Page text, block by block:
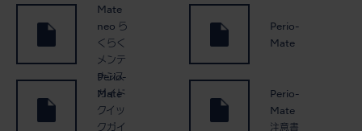
Mate
neo ら
くらく
メンテ
ナンス
ガイド
Perio-
Mate
Perio-
Mate
クイッ
クガイ
Perio-
Mate
注意書